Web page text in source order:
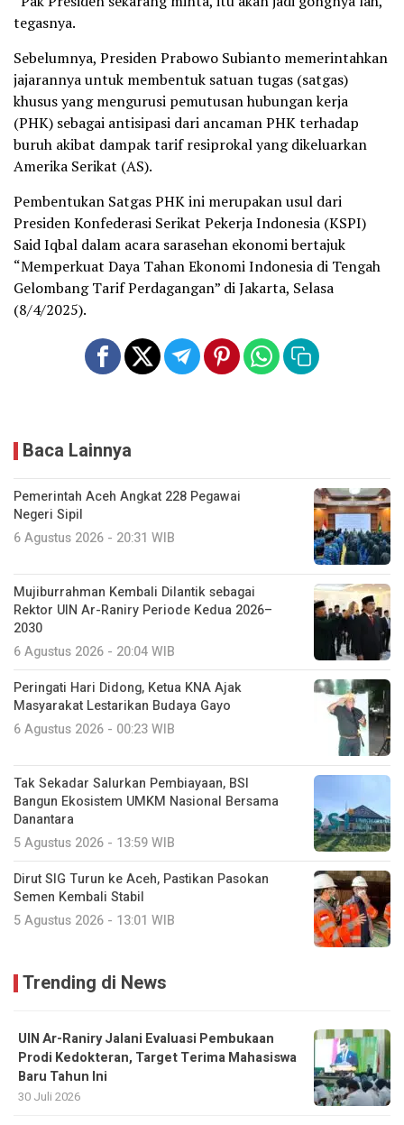
tegasnya.
Sebelumnya, Presiden Prabowo Subianto memerintahkan
jajarannya untuk membentuk satuan tugas (satgas)
khusus yang mengurusi pemutusan hubungan kerja
(PHK) sebagai antisipasi dari ancaman PHK terhadap
buruh akibat dampak tarif resiprokal yang dikeluarkan
Amerika Serikat (AS).
Pembentukan Satgas PHK ini merupakan usul dari
Presiden Konfederasi Serikat Pekerja Indonesia (KSPI)
Said Iqbal dalam acara sarasehan ekonomi bertajuk
“Memperkuat Daya Tahan Ekonomi Indonesia di Tengah
Gelombang Tarif Perdagangan” di Jakarta, Selasa
(8/4/2025).
Baca Lainnya
Pemerintah Aceh Angkat 228 Pegawai
Negeri Sipil
6 Agustus 2026 - 20:31 WIB
Mujiburrahman Kembali Dilantik sebagai
Rektor UIN Ar-Raniry Periode Kedua 2026–
2030
6 Agustus 2026 - 20:04 WIB
Peringati Hari Didong, Ketua KNA Ajak
Masyarakat Lestarikan Budaya Gayo
6 Agustus 2026 - 00:23 WIB
Tak Sekadar Salurkan Pembiayaan, BSI
Bangun Ekosistem UMKM Nasional Bersama
Danantara
5 Agustus 2026 - 13:59 WIB
Dirut SIG Turun ke Aceh, Pastikan Pasokan
Semen Kembali Stabil
5 Agustus 2026 - 13:01 WIB
Trending di News
UIN Ar-Raniry Jalani Evaluasi Pembukaan
Prodi Kedokteran, Target Terima Mahasiswa
Baru Tahun Ini
30 Juli 2026